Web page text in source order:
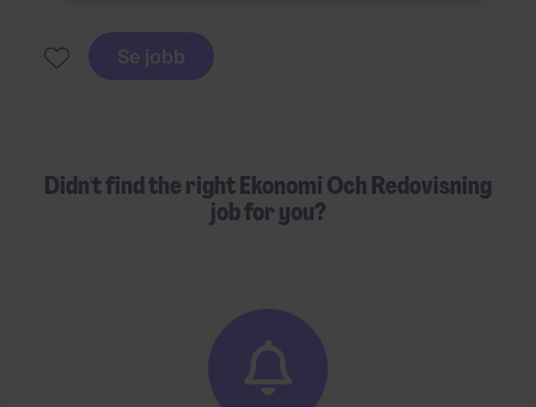
disciplined growth, with accountability for
cross‑border M&A integration, greenfield delivery,
jurisdictions.
Se jobb
Didn't find the right Ekonomi Och Redovisning
job for you?